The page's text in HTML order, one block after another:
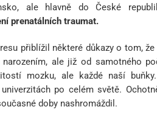
ale hlavně do České
prenatálních traumat.
přiblížil některé důkazy o tom,
ale již od samotného
mozku, ale každé naší
po celém světě.
doby nashromáždil.